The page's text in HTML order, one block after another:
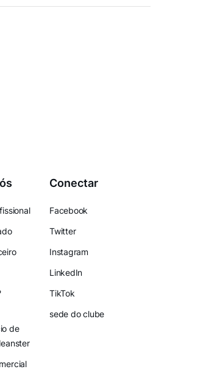
de
Conectar
Facebook
Twitter
Instagram
LinkedIn
TikTok
sede do clube